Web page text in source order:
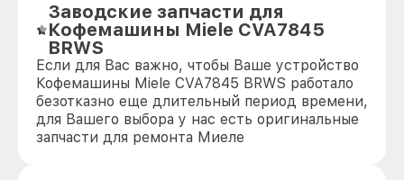
Заводские запчасти для
Кофемашины Miele CVA7845
BRWS
Если для Вас важно, чтобы Ваше устройство
Кофемашины Miele CVA7845 BRWS работало
безотказно еще длительный период времени,
для Вашего выбора у нас есть оригинальные
запчасти для ремонта Миеле